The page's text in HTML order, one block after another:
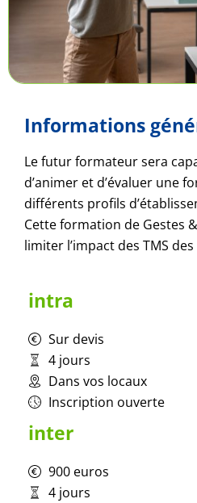
Informations
Le futur formateur sera
d’animer et d’évaluer une
différents profils
Cette formation de Gestes
limiter l’impact des TMS
intra
Sur devis
4 jours
Dans vos locaux
Inscription ouverte
inter
900 euros
4 jours